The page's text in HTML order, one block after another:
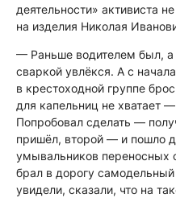
деятельности» активиста
на изделия Николая
— Раньше водителем был, а
сваркой увлёкся. А с
в крестоходной группе
для капельниц не хватает
Попробовал сделать —
пришёл, второй — и пошло
умывальников переносных
брал в дорогу
увидели, сказали, что на